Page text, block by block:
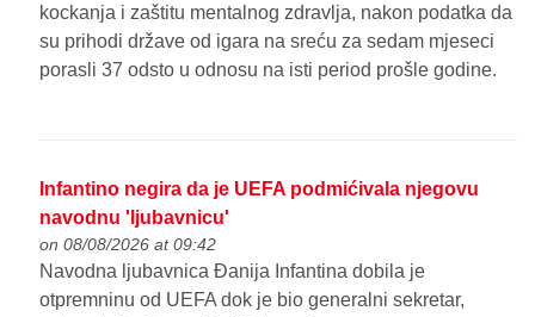
kockanja i zaštitu mentalnog zdravlja, nakon podatka da
su prihodi države od igara na sreću za sedam mjeseci
porasli 37 odsto u odnosu na isti period prošle godine.
Infantino negira da je UEFA podmićivala njegovu
navodnu 'ljubavnicu'
on 08/08/2026 at 09:42
Navodna ljubavnica Đanija Infantina dobila je
otpremninu od UEFA dok je bio generalni sekretar,